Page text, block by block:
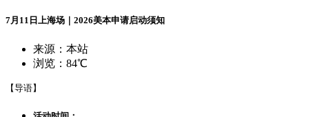
7月11日上海场｜2026美本申请启动须知
来源：本站
浏览：84℃
【导语】